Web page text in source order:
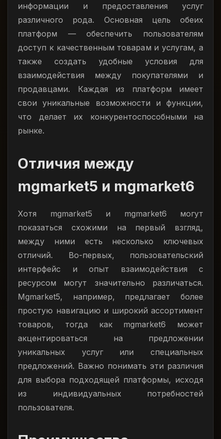
информации и предоставления услуг
различного рода. Основная цель обеих
платформ — обеспечить пользователям
доступ к качественным товарам и услугам, а
также создать удобные условия для
взаимодействия между покупателями и
продавцами. Каждая из платформ имеет
свои уникальные возможности и функции,
что делает их конкурентоспособными на
рынке.
Отличия между
mgmarket5 и mgmarket6
Хотя mgmarket5 и mgmarket6 могут
показаться схожими на первый взгляд,
между ними есть несколько ключевых
отличий. Во-первых, пользовательский
интерфейс и опыт взаимодействия с
ресурсом могут значительно различаться.
Mgmarket5, например, предлагает более
простую навигацию и широкий ассортимент
товаров, тогда как mgmarket6 может
акцентироваться на предложении
уникальных услуг или специальных
предложений. Важно понимать эти различия
для выбора подходящей платформы, исходя
из индивидуальных потребностей
пользователя.